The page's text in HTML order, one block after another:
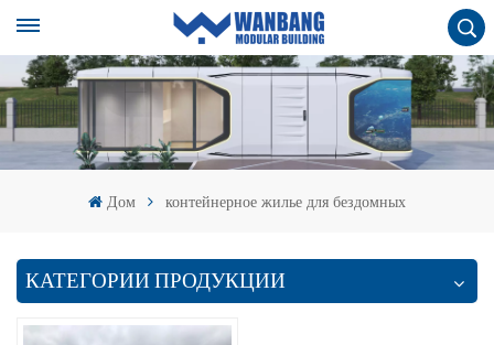
Дом контейнерное жилье для бездомных
КАТЕГОРИИ ПРОДУКЦИИ